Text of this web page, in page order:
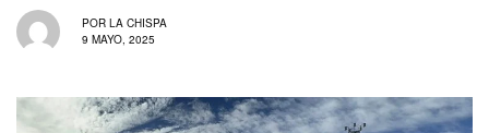
POR LA CHISPA
9 MAYO, 2025